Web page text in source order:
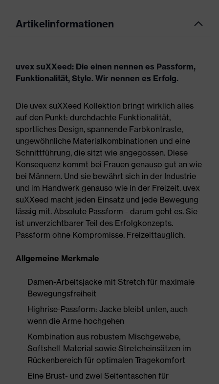
Artikelinformationen
uvex suXXeed: Die einen nennen es Passform,
Funktionalität, Style. Wir nennen es Erfolg.
Die uvex suXXeed Kollektion bringt wirklich alles
auf den Punkt: durchdachte Funktionalität,
sportliches Design, spannende Farbkontraste,
ungewöhnliche Materialkombinationen und eine
Schnittführung, die sitzt wie angegossen. Diese
Konsequenz kommt bei Frauen genauso gut an wie
bei Männern. Und sie bewährt sich in der Industrie
und im Handwerk genauso wie in der Freizeit. uvex
suXXeed macht jeden Einsatz und jede Bewegung
lässig mit. Absolute Passform - darum geht es. Sie
ist unverzichtbarer Teil des Erfolgkonzepts.
Passform ohne Kompromisse. Freizeittauglich.
Allgemeine Merkmale
Damen-Arbeitsjacke mit Stretch für maximale
Bewegungsfreiheit
Highrise-Passform: Jacke bleibt unten, auch
wenn die Arme hochgehen
Kombination aus robustem Mischgewebe,
Softshell-Material sowie Stretcheinsätzen im
Rückenbereich für optimalen Tragekomfort
Eine Brust- und zwei Seitentaschen für